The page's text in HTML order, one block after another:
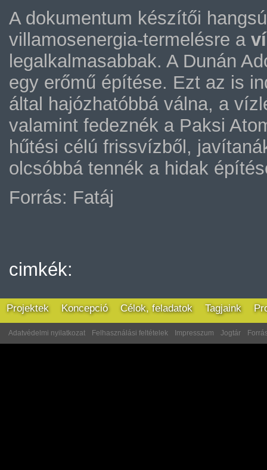
A dokumentum készítői
villamosenergia-termelésre a
legalkalmasabbak. A Dunán
egy erőmű építése. Ezt az is
által hajózhatóbbá válna, a
valamint fedeznék a Paksi
hűtési célú frissvízből,
olcsóbbá tennék a hidak
Forrás: Fatáj
cimkék:
Projektek Koncepció Célok, feladatok Tagjaink
Adatvédelmi nyilatkozat Felhasználási feltételek Impresszum Jogtár